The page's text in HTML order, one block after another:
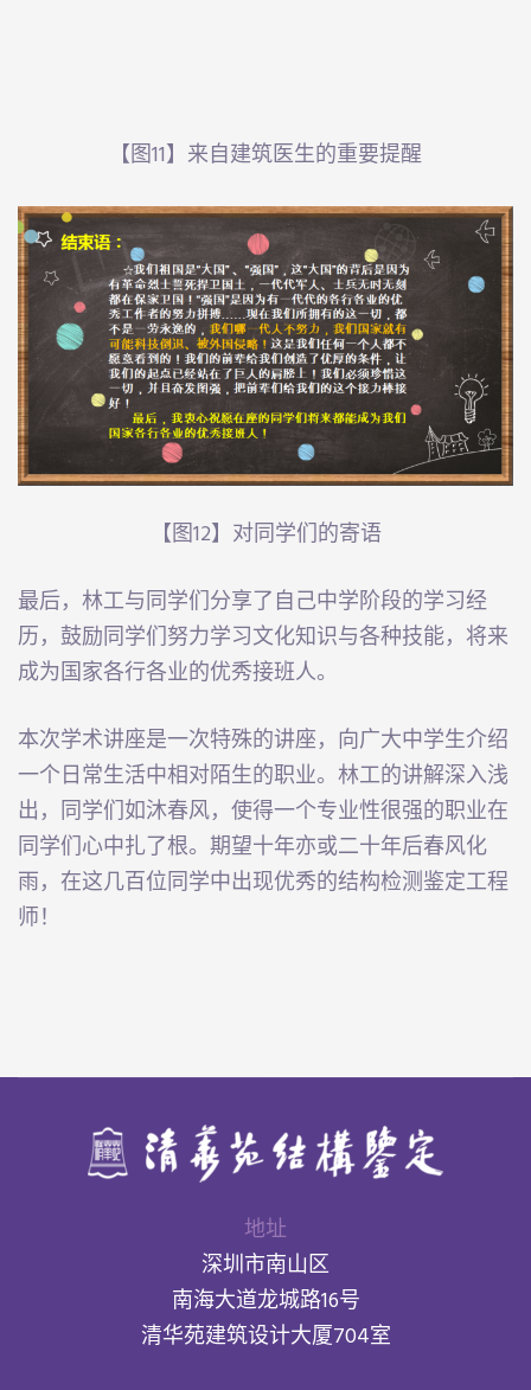
【图11】来自建筑医生的重要提醒
【图12】对同学们的寄语
最后，林工与同学们分享了自己中学阶段的学习经
历，鼓励同学们努力学习文化知识与各种技能，将来
成为国家各行各业的优秀接班人。
本次学术讲座是一次特殊的讲座，向广大中学生介绍
一个日常生活中相对陌生的职业。林工的讲解深入浅
出，同学们如沐春风，使得一个专业性很强的职业在
同学们心中扎了根。期望十年亦或二十年后春风化
雨，在这几百位同学中出现优秀的结构检测鉴定工程
师！
地址
深圳市南山区
南海大道龙城路16号
清华苑建筑设计大厦704室